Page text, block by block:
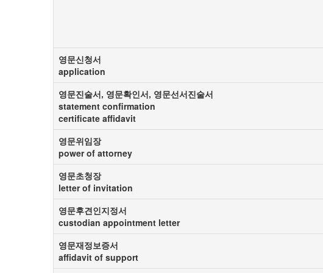
영문신청서
application
영문진술서, 영문확인서, 영문선서진술서
statement confirmation
certificate affidavit
영문위임장
power of attorney
영문초청장
letter of invitation
영문후견인지정서
custodian appointment letter
영문재정보증서
affidavit of support